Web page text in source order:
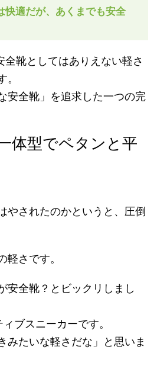
快適だが、あくまでも安全
全靴としてはありえない軽さ
。
安全靴」を追求した一つの完
体型でペタンと平
やされたのかというと、圧倒
軽さです。
安全靴？とビックリしまし
ブスニーカーです。
みたいな軽さだな」と思いま